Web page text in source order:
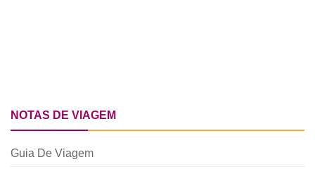
NOTAS DE VIAGEM
Guia De Viagem